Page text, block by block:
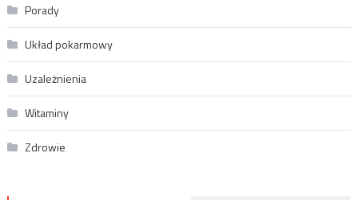
Porady
Układ pokarmowy
Uzależnienia
Witaminy
Zdrowie